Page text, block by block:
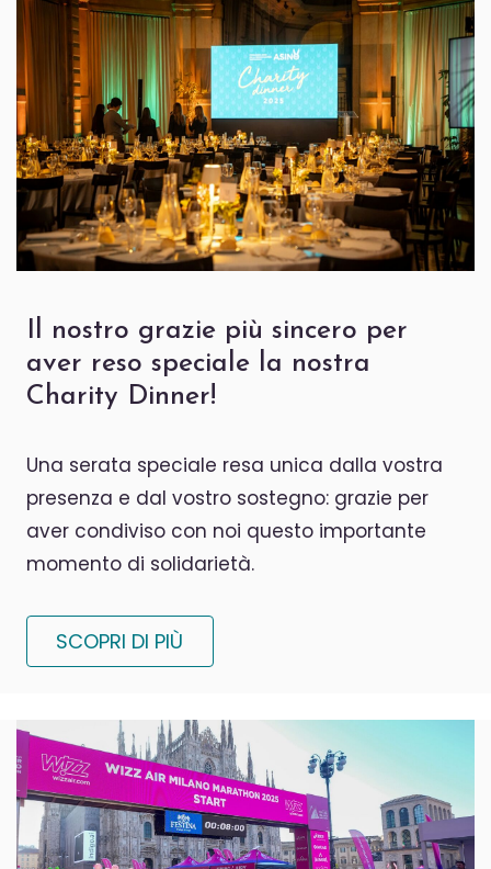
Il nostro grazie più sincero per
aver reso speciale la nostra
Charity Dinner!
Una serata speciale resa unica dalla vostra
presenza e dal vostro sostegno: grazie per
aver condiviso con noi questo importante
momento di solidarietà.
SCOPRI DI PIÙ